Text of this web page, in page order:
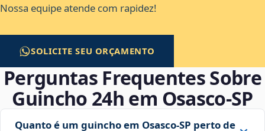
Nossa equipe atende com rapidez!
SOLICITE SEU ORÇAMENTO
Perguntas Frequentes Sobre
Guincho 24h em Osasco‑SP
Quanto é um guincho em Osasco‑SP perto de